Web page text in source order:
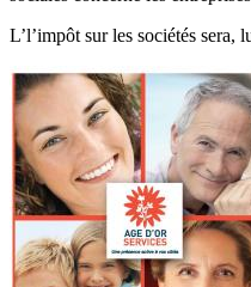
L’l’impôt sur les sociétés sera,